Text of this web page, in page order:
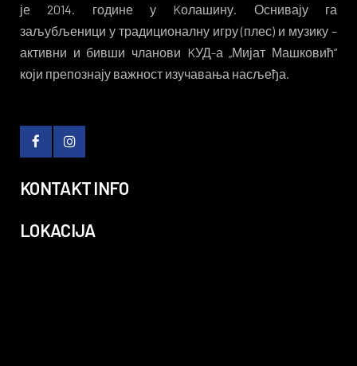
је 2014. године у Kолашину. Оснивају га
заљубљеници у традиционалну игру (плес) и музику –
активни и бивши чланови KУД-а „Мијат Машковић“
који препознају важност изучавања насљеђа.
KONTAKT INFO
LOKACIJA